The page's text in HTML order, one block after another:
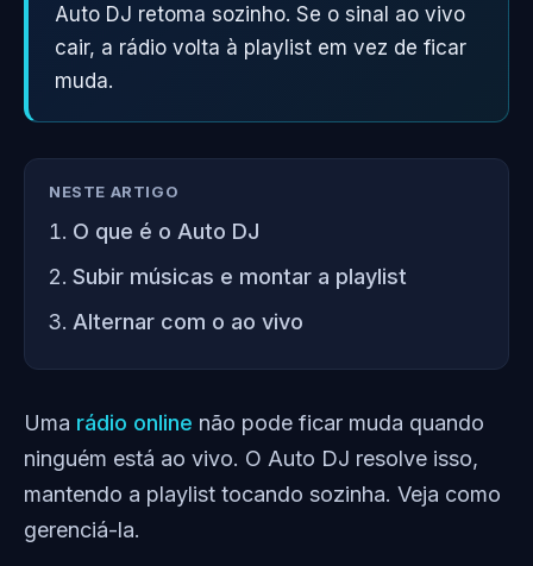
Auto DJ retoma sozinho. Se o sinal ao vivo
cair, a rádio volta à playlist em vez de ficar
muda.
NESTE ARTIGO
O que é o Auto DJ
Subir músicas e montar a playlist
Alternar com o ao vivo
Uma rádio online não pode ficar muda quando
ninguém está ao vivo. O Auto DJ resolve isso,
mantendo a playlist tocando sozinha. Veja como
gerenciá-la.